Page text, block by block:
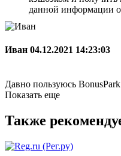
данной информации
Иван 04.12.2021 14:23:03
Давно пользуюсь
Показать еще
Также